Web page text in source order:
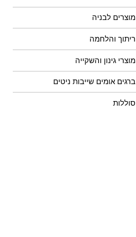
מוצרים לבניה
ריתוך והלחמה
מוצרי גינון והשקייה
ברגים אומים שייבות ניטים
סוללות